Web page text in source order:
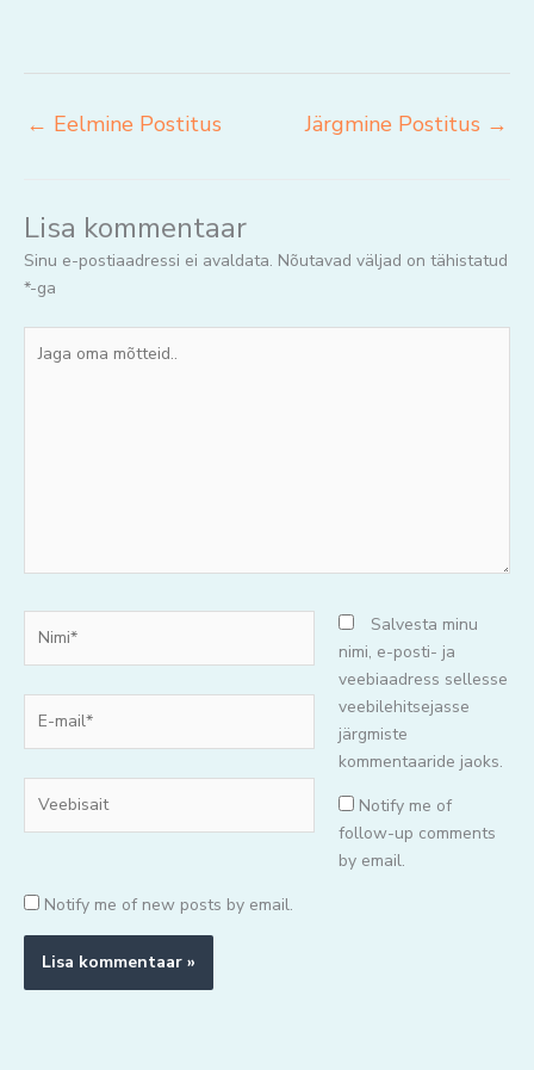
← Eelmine Postitus Järgmine Postitus →
Lisa kommentaar
Sinu e-postiaadressi ei avaldata. Nõutavad väljad on tähistatud
*-ga
oma
mail*
Salvesta minu
nimi, e-posti- ja
veebiaadress sellesse
veebilehitsejasse
järgmiste
kommentaaride jaoks.
Notify me of
follow-up comments
by email.
Notify me of new posts by email.